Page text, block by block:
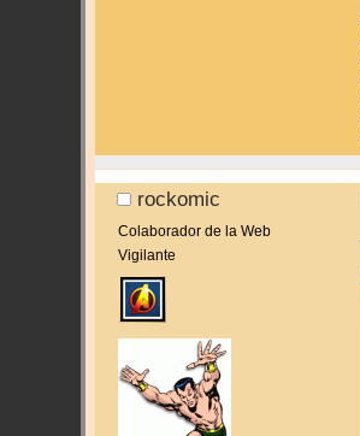
rockomic
Colaborador de la Web
Vigilante